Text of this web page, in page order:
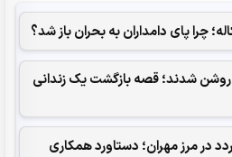
چرا پای دامداران به بحران باز شد؟
شدند؛ قصه بازگشت یک زندانی
در مرز مهران؛ دستاورد همکاری‌